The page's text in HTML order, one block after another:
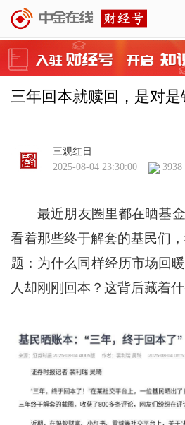
三年回本就赎回，是对是
三观红日
2025-08-04 23:30:00
3938
最近朋友圈里都在晒基金
看着那些终于解套的基民们
题：为什么同样经历市场回
人却刚刚回本？这背后藏着